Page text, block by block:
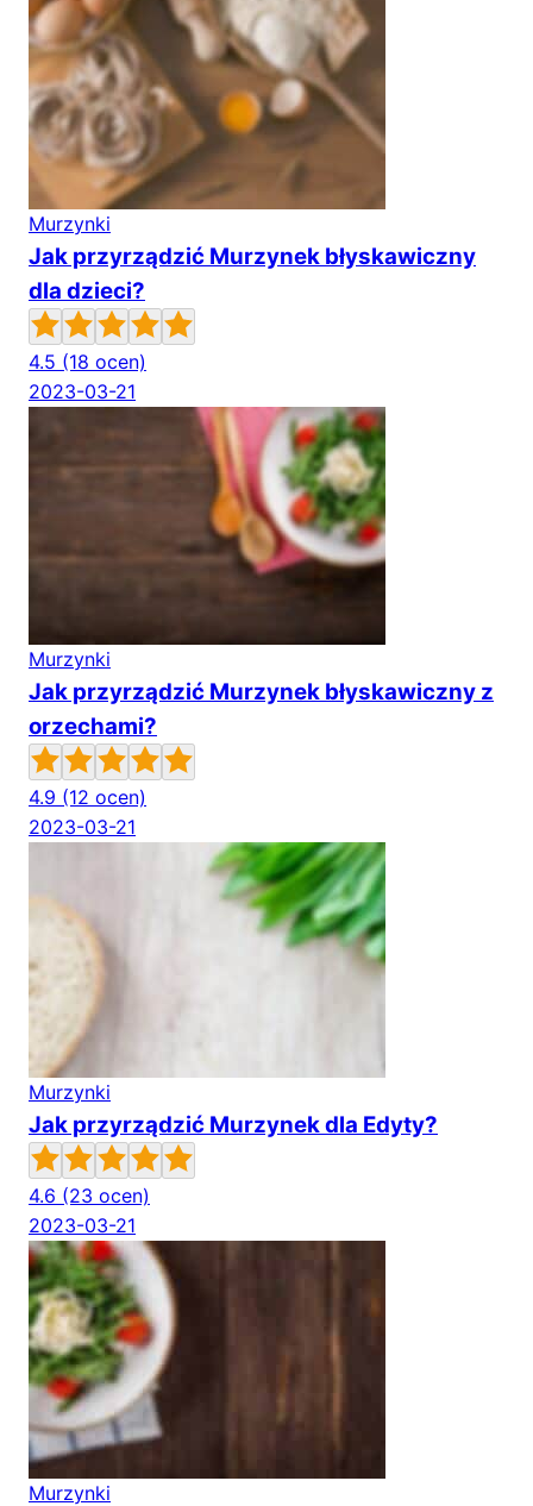
Murzynki
Jak przyrządzić Murzynek błyskawiczny
dla dzieci?
4.5 (18 ocen)
2023-03-21
Murzynki
Jak przyrządzić Murzynek błyskawiczny z
orzechami?
4.9 (12 ocen)
2023-03-21
Murzynki
Jak przyrządzić Murzynek dla Edyty?
4.6 (23 ocen)
2023-03-21
Murzynki